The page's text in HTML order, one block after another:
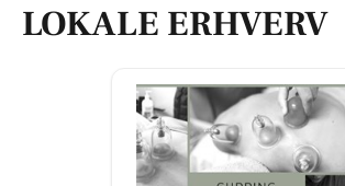
LOKALE ERHVERV